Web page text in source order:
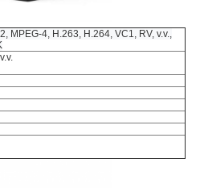
MPEG-4, H.263, H.264, VC1, RV, v.v.,